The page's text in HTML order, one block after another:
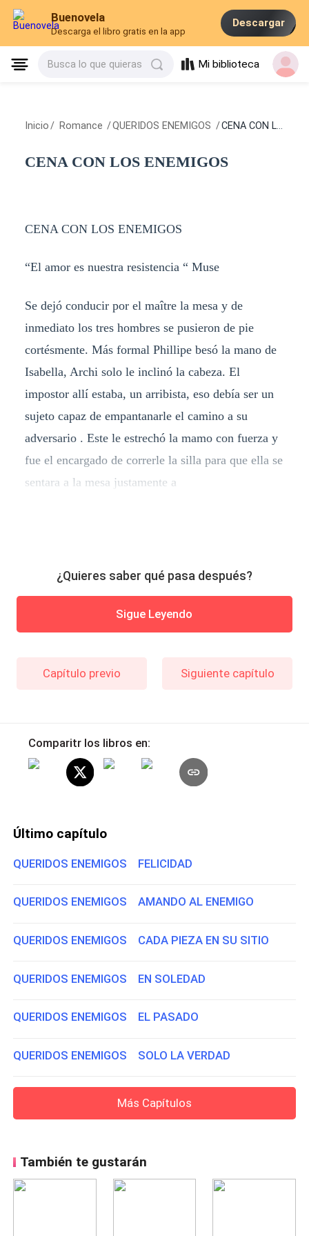
Buenovela
Descarga el libro gratis en la app
Descargar
Busca lo que quieras Mi biblioteca
Inicio / Romance /QUERIDOS ENEMIGOS /CENA CON LOS ENEMIGOS
CENA CON LOS ENEMIGOS
CENA CON LOS ENEMIGOS
“El amor es nuestra resistencia “ Muse
Se dejó conducir por el maître la mesa y de
inmediato los tres hombres se pusieron de pie
cortésmente. Más formal Phillipe besó la mano de
Isabella, Archi solo le inclinó la cabeza. El
impostor allí estaba, un arribista, eso debía ser un
sujeto capaz de empantanarle el camino a su
adversario . Este le estrechó la mamo con fuerza y
fue el encargado de correrle la silla para que ella se
sentara a la mesa justamente a
¿Quieres saber qué pasa después?
Sigue Leyendo
Capítulo previo Siguiente capítulo
Comparitr los libros en:
Último capítulo
QUERIDOS ENEMIGOS FELICIDAD
QUERIDOS ENEMIGOS AMANDO AL ENEMIGO
QUERIDOS ENEMIGOS CADA PIEZA EN SU SITIO
QUERIDOS ENEMIGOS EN SOLEDAD
QUERIDOS ENEMIGOS EL PASADO
QUERIDOS ENEMIGOS SOLO LA VERDAD
Más Capítulos
También te gustarán